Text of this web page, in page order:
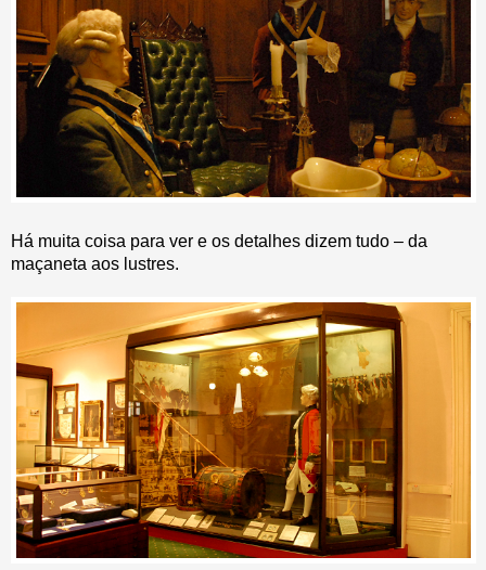
Há muita coisa para ver e os detalhes dizem tudo – da
maçaneta aos lustres.